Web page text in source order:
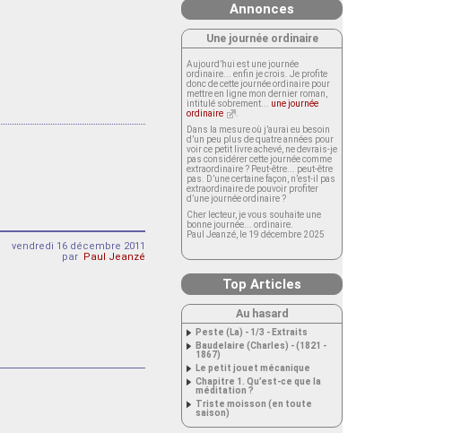
vendredi 16 décembre 2011
par Paul Jeanzé
Annonces
Une journée ordinaire
Aujourd’hui est une journée
ordinaire... enfin je crois. Je profite
donc de cette journée ordinaire pour
mettre en ligne mon dernier roman,
intitulé sobrement... une journée
ordinaire
Dans la mesure où j’aurai eu besoin
d’un peu plus de quatre années pour
voir ce petit livre achevé, ne devrais-je
pas considérer cette journée comme
extraordinaire ? Peut-être... peut-être
pas. D’une certaine façon, n’est-il pas
extraordinaire de pouvoir profiter
d’une journée ordinaire ?
Cher lecteur, je vous souhaite une
bonne journée... ordinaire.
Paul Jeanzé, le 19 décembre 2025
Top Articles
Au hasard
Peste (La) - 1/3 - Extraits
Baudelaire (Charles) - (1821 -
1867)
Le petit jouet mécanique
Chapitre 1. Qu’est-ce que la
méditation ?
Triste moisson (en toute
saison)